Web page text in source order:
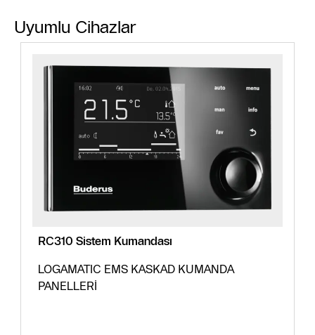
Uyumlu Cihazlar
RC310 Sistem Kumandası
LOGAMATIC EMS KASKAD KUMANDA
PANELLERİ